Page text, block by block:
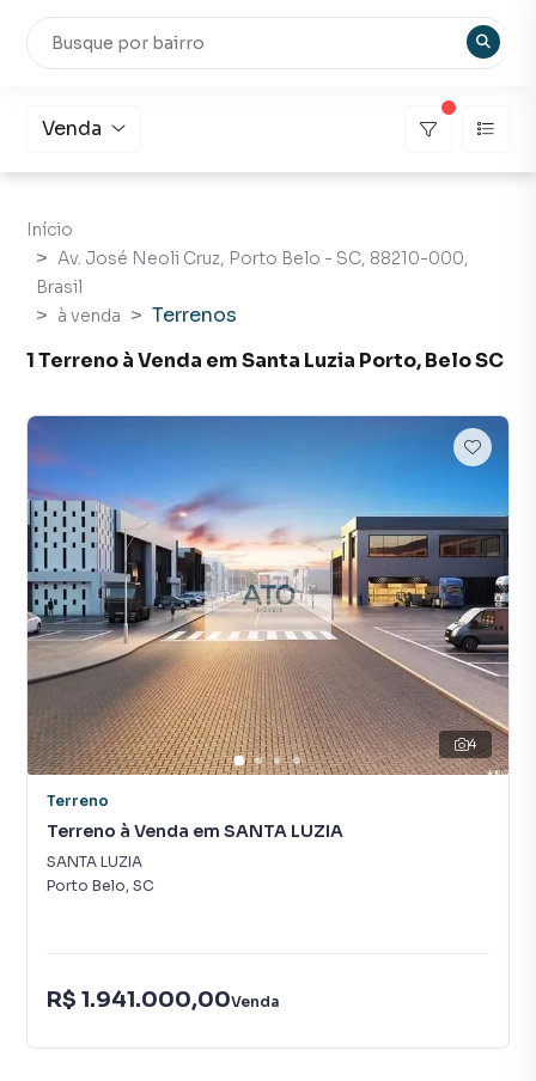
Venda
Início
Av. José Neoli Cruz, Porto Belo - SC, 88210-000,
Brasil
à venda
Terrenos
1 Terreno à Venda em Santa Luzia Porto, Belo SC
4
Terreno
Terreno à Venda em SANTA LUZIA
SANTA LUZIA
Porto Belo, SC
R$ 1.941.000,00Venda